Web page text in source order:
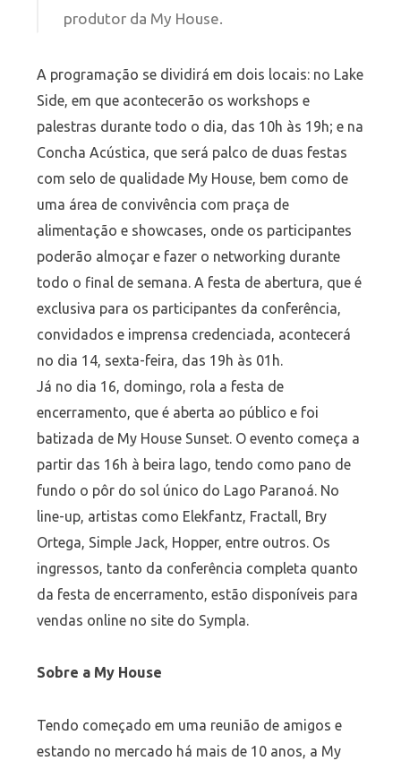
produtor da My House.
A programação se dividirá em dois locais: no Lake
Side, em que acontecerão os workshops e
palestras durante todo o dia, das 10h às 19h; e na
Concha Acústica, que será palco de duas festas
com selo de qualidade My House, bem como de
uma área de convivência com praça de
alimentação e showcases, onde os participantes
poderão almoçar e fazer o networking durante
todo o final de semana. A festa de abertura, que é
exclusiva para os participantes da conferência,
convidados e imprensa credenciada, acontecerá
no dia 14, sexta-feira, das 19h às 01h.
Já no dia 16, domingo, rola a festa de
encerramento, que é aberta ao público e foi
batizada de My House Sunset. O evento começa a
partir das 16h à beira lago, tendo como pano de
fundo o pôr do sol único do Lago Paranoá. No
line-up, artistas como Elekfantz, Fractall, Bry
Ortega, Simple Jack, Hopper, entre outros. Os
ingressos, tanto da conferência completa quanto
da festa de encerramento, estão disponíveis para
vendas online no site do Sympla.
Sobre a My House
Tendo começado em uma reunião de amigos e
estando no mercado há mais de 10 anos, a My